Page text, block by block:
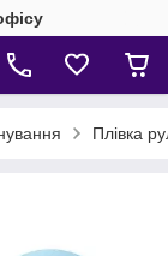
Плівка